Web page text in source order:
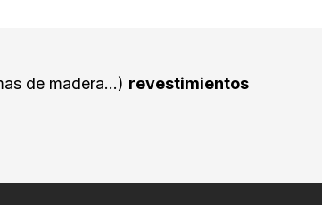
de madera...) revestimientos